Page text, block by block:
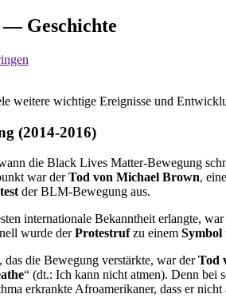
Geschichte
weitere wichtige Ereignisse und
(2014-2016)
die Black Lives Matter-Bewegung
war derTod von Michael Brown,
der BLM-Bewegung aus.
internationale Bekanntheit erlangte, war
wurde derProtestrufzu einem Symbol
das die Bewegung verstärkte, war derTod
“ (dt.: Ich kann nicht atmen). Denn bei
erkrankte Afroamerikaner, dass er